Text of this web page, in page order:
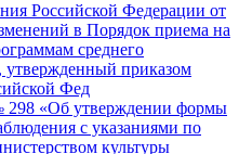
Российской Федерации от
в Порядок приема на
среднего
утвержденный приказом
Фед
298 «Об утверждении формы
с указаниями по
культуры